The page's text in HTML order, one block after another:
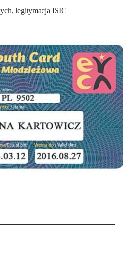
legitymacja ISIC